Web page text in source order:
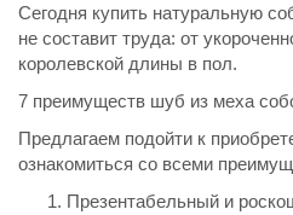
Сегодня купить натуральную
не составит труда: от
королевской длины в пол.
7 преимуществ шуб из меха
Предлагаем подойти к
ознакомиться со всеми
Презентабельный и